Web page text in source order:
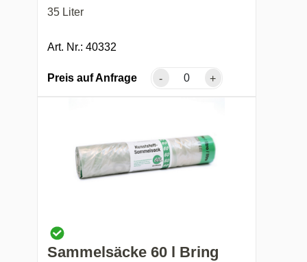
35 Liter
Art. Nr.: 40332
Preis auf Anfrage - +
Sammelsäcke 60 l Bring